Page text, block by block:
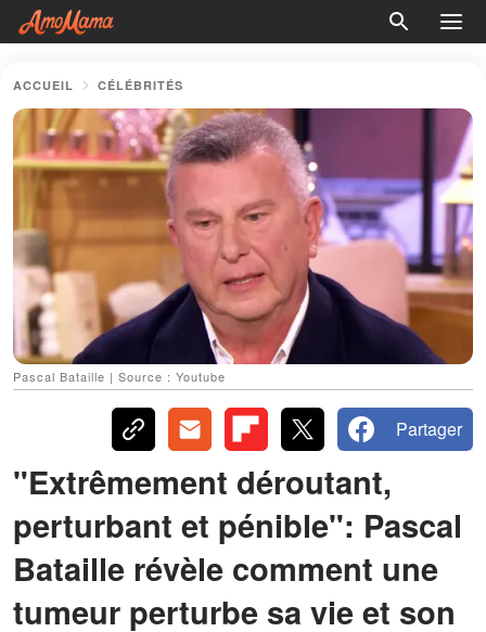
ACCUEIL CÉLÉBRITÉS
Pascal Bataille | Source : Youtube
Partager
"Extrêmement déroutant,
perturbant et pénible": Pascal
Bataille révèle comment une
tumeur perturbe sa vie et son